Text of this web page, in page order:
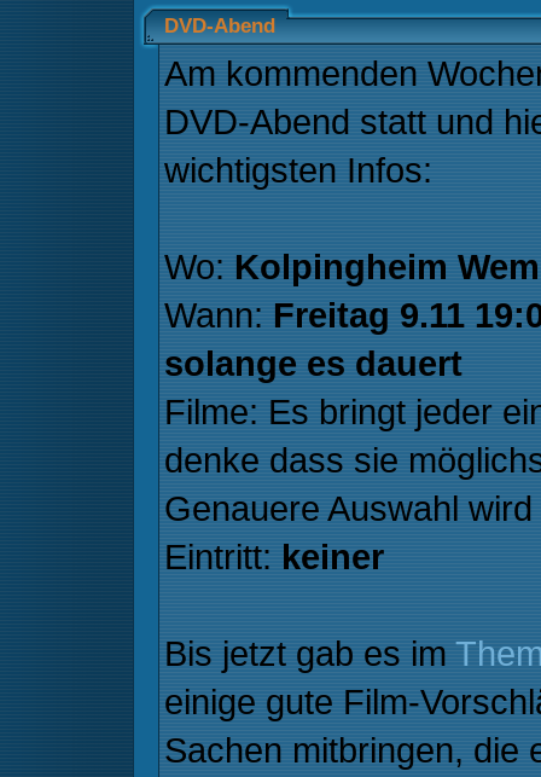
DVD-Abend
Am kommenden
DVD-Abend statt und
wichtigsten Infos:
Wo: Kolpingheim
Wann: Freitag 9.11
solange es dauert
Filme: Es bringt jeder
denke dass sie
Genauere Auswahl
Eintritt: keiner
Bis jetzt gab es im
einige gute Film-
Sachen mitbringen, die